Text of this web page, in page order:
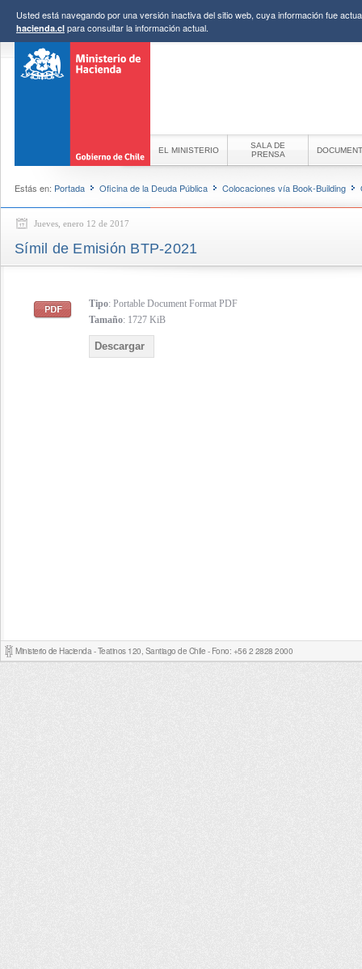
Usted está navegando por una versión inactiva del sitio web, cuya información fue
hacienda.cl para consultar la información actual.
EL MINISTERIO
SALA DE
PRENSA
Estás en: Portada Oficina de la Deuda Pública Colocaciones vía Book-Building
Jueves, enero 12 de 2017
Símil de Emisión BTP-2021
Tipo: Portable Document Format PDF
Tamaño: 1727 KiB
Descargar
Ministerio de Hacienda - Teatinos 120, Santiago de Chile - Fono: +56 2 2828 2000